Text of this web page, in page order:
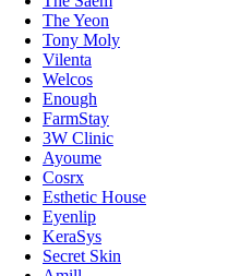
The Yeon
Tony Moly
Vilenta
Welcos
Enough
FarmStay
3W Clinic
Ayoume
Cosrx
Esthetic House
Eyenlip
KeraSys
Secret Skin